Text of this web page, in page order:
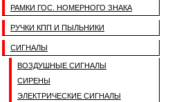
РАМКИ ГОС. НОМЕРНОГО ЗНАКА
РУЧКИ КПП И ПЫЛЬНИКИ
СИГНАЛЫ
ВОЗДУШНЫЕ СИГНАЛЫ
СИРЕНЫ
ЭЛЕКТРИЧЕСКИЕ СИГНАЛЫ